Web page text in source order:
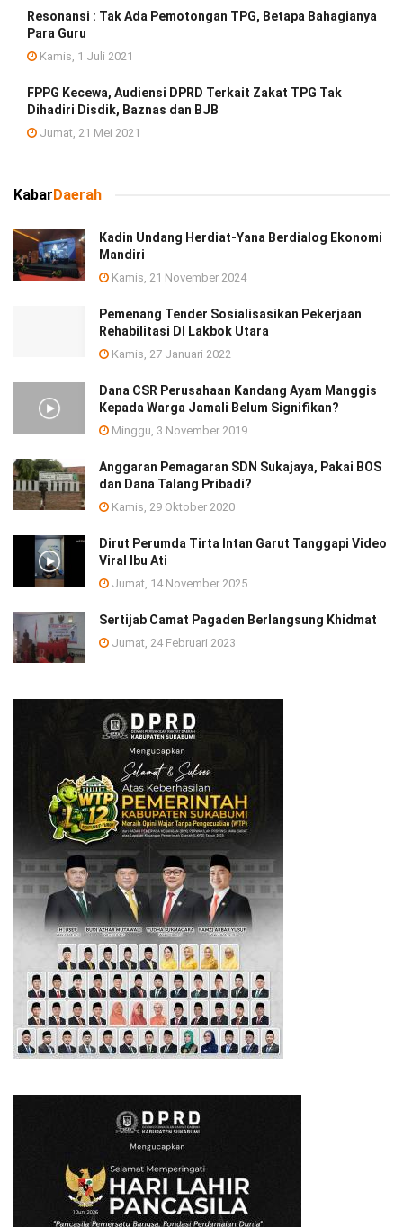
Resonansi : Tak Ada Pemotongan TPG, Betapa Bahagianya
Para Guru
Kamis, 1 Juli 2021
FPPG Kecewa, Audiensi DPRD Terkait Zakat TPG Tak
Dihadiri Disdik, Baznas dan BJB
Jumat, 21 Mei 2021
Kabar Daerah
Kadin Undang Herdiat-Yana Berdialog Ekonomi
Mandiri
Kamis, 21 November 2024
Pemenang Tender Sosialisasikan Pekerjaan
Rehabilitasi DI Lakbok Utara
Kamis, 27 Januari 2022
Dana CSR Perusahaan Kandang Ayam Manggis
Kepada Warga Jamali Belum Signifikan?
Minggu, 3 November 2019
Anggaran Pemagaran SDN Sukajaya, Pakai BOS
dan Dana Talang Pribadi?
Kamis, 29 Oktober 2020
Dirut Perumda Tirta Intan Garut Tanggapi Video
Viral Ibu Ati
Jumat, 14 November 2025
Sertijab Camat Pagaden Berlangsung Khidmat
Jumat, 24 Februari 2023